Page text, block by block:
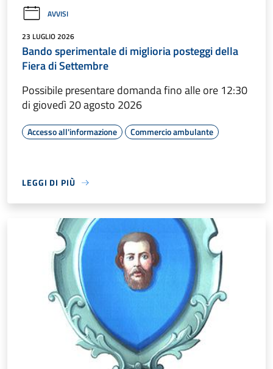
AVVISI
23 LUGLIO 2026
Bando sperimentale di miglioria posteggi della
Fiera di Settembre
Possibile presentare domanda fino alle ore 12:30
di giovedì 20 agosto 2026
Accesso all'informazione Commercio ambulante
LEGGI DI PIÙ